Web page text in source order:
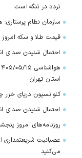
تردد در تنگه است
سازمان نظام
قیمت طلا و سکه امروز پنج شنبه
احتمال شنیدن صدای
استان تهران
کنوانسیون دریای
احتمال شنیدن صدای
روزنامه‌های امروز پنجشنبه ۱۴۰۵/
عصبانیت شریعتمداری
می‌کنید